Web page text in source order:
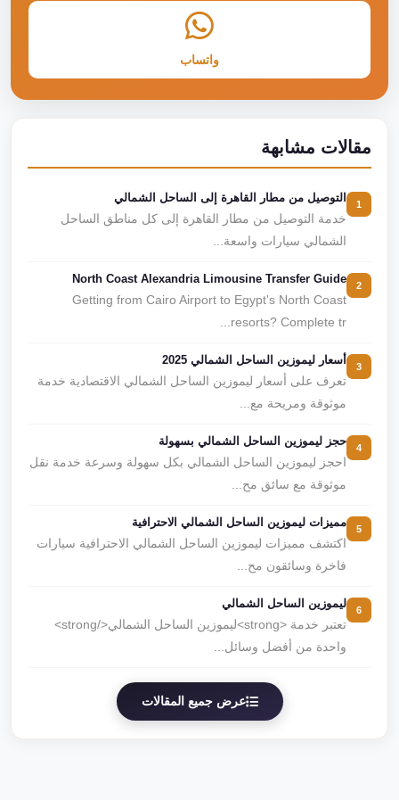
واتساب
مقالات مشابهة
التوصيل من مطار القاهرة إلى الساحل الشمالي
خدمة التوصيل من مطار القاهرة إلى كل مناطق الساحل
الشمالي سيارات واسعة...
North Coast Alexandria Limousine Transfer Guide
Getting from Cairo Airport to Egypt's North Coast
resorts? Complete tr...
أسعار ليموزين الساحل الشمالي 2025
تعرف على أسعار ليموزين الساحل الشمالي الاقتصادية خدمة
موثوقة ومريحة مع...
حجز ليموزين الساحل الشمالي بسهولة
احجز ليموزين الساحل الشمالي بكل سهولة وسرعة خدمة نقل
موثوقة مع سائق مح...
مميزات ليموزين الساحل الشمالي الاحترافية
اكتشف مميزات ليموزين الساحل الشمالي الاحترافية سيارات
فاخرة وسائقون مح...
ليموزين الساحل الشمالي
تعتبر خدمة <strong>ليموزين الساحل الشمالي</strong>
واحدة من أفضل وسائل...
عرض جميع المقالات